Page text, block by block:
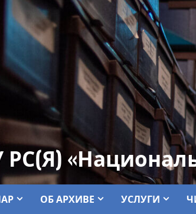
РС(Я)
ОБ АРХИВЕ УСЛУГИ